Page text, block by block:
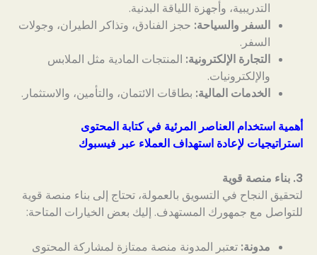
التدريبية، وأجهزة اللياقة البدنية.
السفر والسياحة: حجز الفنادق، وتذاكر الطيران، وجولات
السفر.
التجارة الإلكترونية: المنتجات المادية مثل الملابس
والإلكترونيات.
الخدمات المالية: بطاقات الائتمان، والتأمين، والاستثمار.
أهمية استخدام العناصر المرئية في كتابة المحتوى
استراتيجيات لإعادة استهداف العملاء عبر فيسبوك
3. بناء منصة قوية
لتحقيق النجاح في التسويق بالعمولة، تحتاج إلى بناء منصة قوية
للتواصل مع جمهورك المستهدف. إليك بعض الخيارات المتاحة:
مدونة: تعتبر المدونة منصة ممتازة لمشاركة المحتوى